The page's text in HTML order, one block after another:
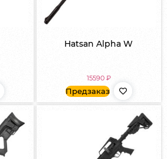
Hatsan Alpha W
15590 ₽
Предзаказ